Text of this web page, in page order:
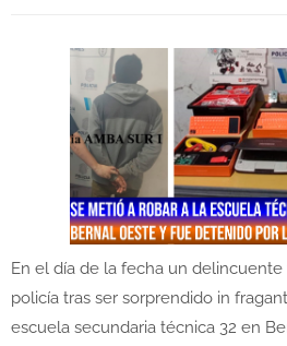
En el día de la fecha un
policía tras ser sorprendido in
escuela secundaria técnica 32 en